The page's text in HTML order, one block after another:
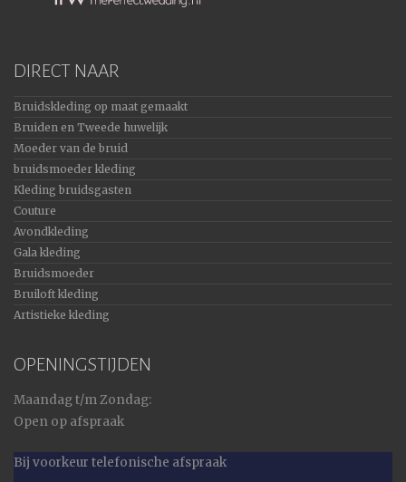
DIRECT NAAR
Bruidskleding op maat gemaakt
Bruiden en Tweede huwelijk
Moeder van de bruid
bruidsmoeder kleding
Kleding bruidsgasten
Couture
Avondkleding
Gala kleding
Bruidsmoeder
Bruiloft kleding
Artistieke kleding
OPENINGSTIJDEN
Maandag t/m Zondag:
Open op afspraak
Bij voorkeur telefonische afspraak